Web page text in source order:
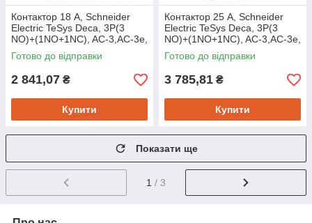
Контактор 18 А, Schneider
Electric TeSys Deca, 3P(3
NO)+(1NO+1NC), AC-3,AC-3e,
440 В, котушка AC 220 В
Готово до відправки
2 841,07 ₴
Купити
Контактор 25 А, Schneider
Electric TeSys Deca, 3P(3
NO)+(1NO+1NC), AC-3,AC-3e,
440 В, котушка AC 220 В
Готово до відправки
3 785,81 ₴
Купити
Показати ще
1 / 3